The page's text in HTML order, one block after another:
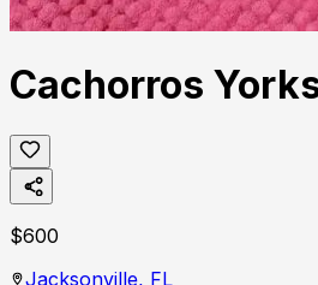
Cachorros
$600
Jacksonville, FL